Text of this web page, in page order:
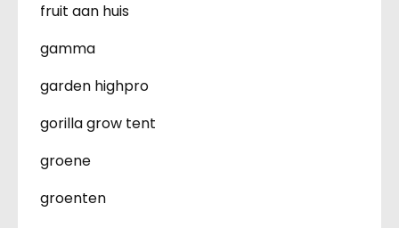
fruit aan huis
gamma
garden highpro
gorilla grow tent
groene
groenten